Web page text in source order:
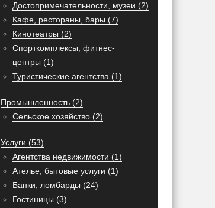
Достопримечательности, музеи (2)
Кафе, рестораны, бары (7)
Кинотеатры (2)
Спорткомплексы, фитнес-
центры (1)
Туристические агентства (1)
Промышленность (2)
Сельское хозяйство (2)
Услуги (53)
Агентства недвижимости (1)
Ателье, бытовые услуги (1)
Банки, ломбарды (24)
Гостиницы (3)